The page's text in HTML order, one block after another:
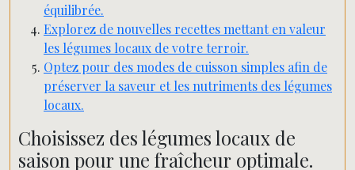
équilibrée.
Explorez de nouvelles recettes mettant en valeur
les légumes locaux de votre terroir.
Optez pour des modes de cuisson simples afin de
préserver la saveur et les nutriments des légumes
locaux.
Choisissez des légumes locaux de
saison pour une fraîcheur optimale.